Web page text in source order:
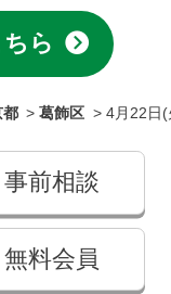
ら
都 >葛飾区 > 4月22日
事前相談
無料会員